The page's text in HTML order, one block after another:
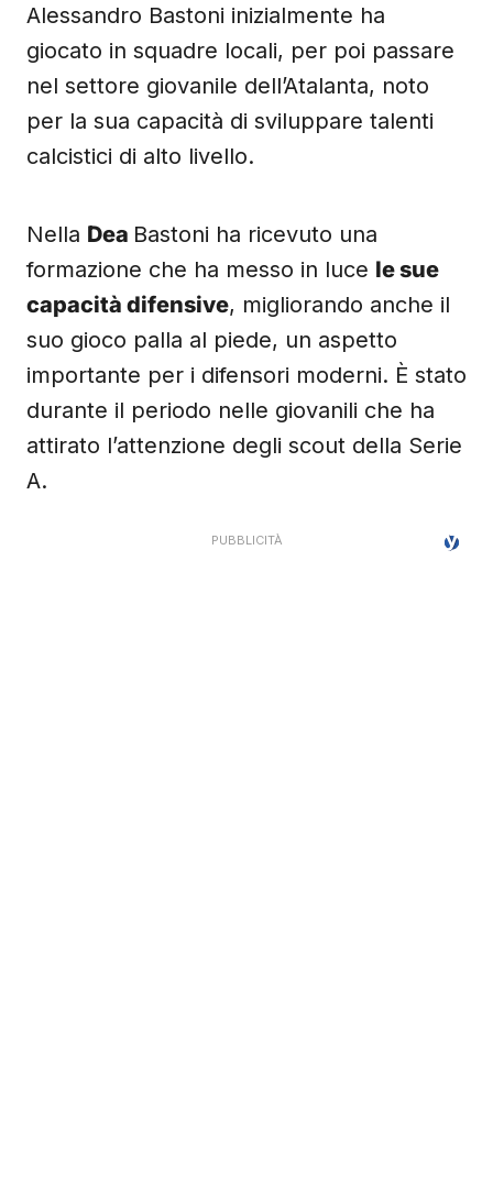
Alessandro Bastoni inizialmente ha
giocato in squadre locali, per poi passare
nel settore giovanile dell’Atalanta, noto
per la sua capacità di sviluppare talenti
calcistici di alto livello.
Nella Dea Bastoni ha ricevuto una
formazione che ha messo in luce le sue
capacità difensive, migliorando anche il
suo gioco palla al piede, un aspetto
importante per i difensori moderni. È stato
durante il periodo nelle giovanili che ha
attirato l’attenzione degli scout della Serie
A.